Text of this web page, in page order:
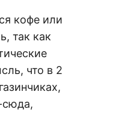
кофе или
так как
что в 2
сюда,